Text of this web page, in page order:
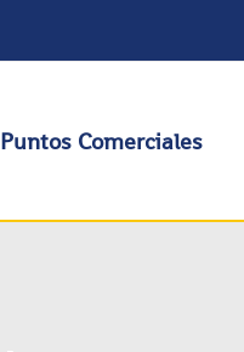
Puntos Comerciales